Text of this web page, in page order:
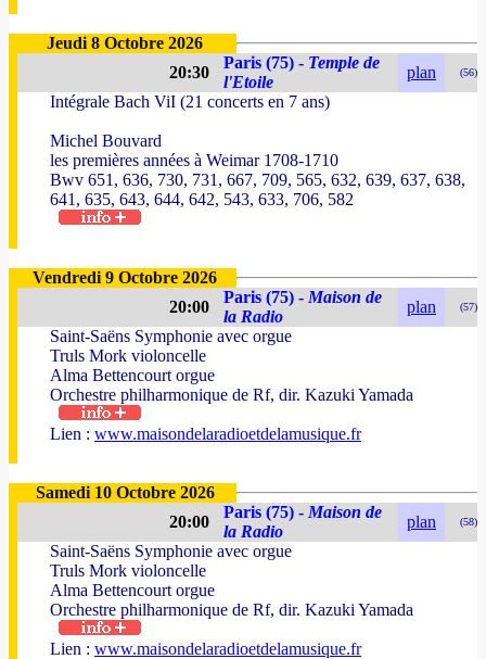
Jeudi 8 Octobre 2026
20:30
Paris (75) - Temple de
l'Etoile
plan (56)
Intégrale Bach ViI (21 concerts en 7 ans)
Michel Bouvard
les premières années à Weimar 1708-1710
Bwv 651, 636, 730, 731, 667, 709, 565, 632, 639, 637, 638,
641, 635, 643, 644, 642, 543, 633, 706, 582
Vendredi 9 Octobre 2026
20:00
Paris (75) - Maison de
la Radio
plan (57)
Saint-Saëns Symphonie avec orgue
Truls Mork violoncelle
Alma Bettencourt orgue
Orchestre philharmonique de Rf, dir. Kazuki Yamada
Lien : www.maisondelaradioetdelamusique.fr
Samedi 10 Octobre 2026
20:00
Paris (75) - Maison de
la Radio
plan (58)
Saint-Saëns Symphonie avec orgue
Truls Mork violoncelle
Alma Bettencourt orgue
Orchestre philharmonique de Rf, dir. Kazuki Yamada
Lien : www.maisondelaradioetdelamusique.fr